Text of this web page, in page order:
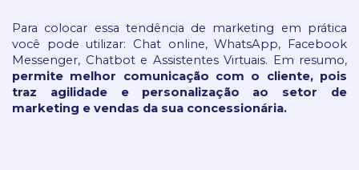
Para colocar essa tendência de marketing em prática
você pode utilizar: Chat online, WhatsApp, Facebook
permite melhor comunicação com o cliente, pois
traz agilidade e personalização ao setor de
marketing e vendas da sua concessionária.